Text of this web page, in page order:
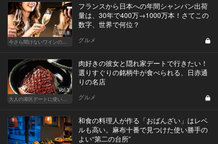
Vol.8
フランスから日本への年間シャンパン出荷
量は、30年で400万→1000万本！さてこの
数字、世界で何位？
グルメ
Vol.3
肉好きの彼女と隠れ家デートで行きたい！
選りすぐりの銘柄牛が食べられる、日赤通
りの名店
グルメ
和食の料理人が作る「おばんざい」はレベ
ルも高い。麻布十番で見つけた使い勝手の
よい“第二の台所”